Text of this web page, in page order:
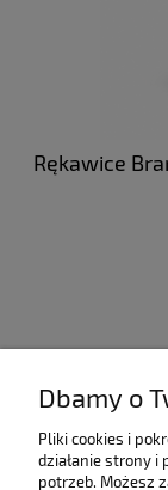
Rękawice
Dbamy o
Pliki cookies i
działanie strony i
potrzeb. Możesz